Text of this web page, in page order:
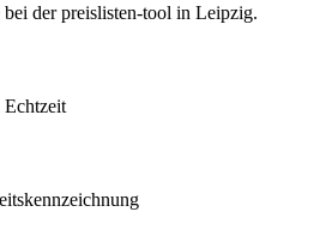
der preislisten-tool in Leipzig.
Echtzeit